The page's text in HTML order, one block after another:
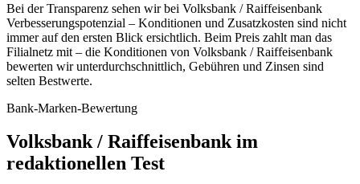
Bei der Transparenz sehen wir bei Volksbank / Raiffeisenbank
Verbesserungspotenzial – Konditionen und Zusatzkosten sind nicht
immer auf den ersten Blick ersichtlich. Beim Preis zahlt man das
Filialnetz mit – die Konditionen von Volksbank / Raiffeisenbank
bewerten wir unterdurchschnittlich, Gebühren und Zinsen sind
selten Bestwerte.
Bank-Marken-Bewertung
Volksbank / Raiffeisenbank im
redaktionellen Test